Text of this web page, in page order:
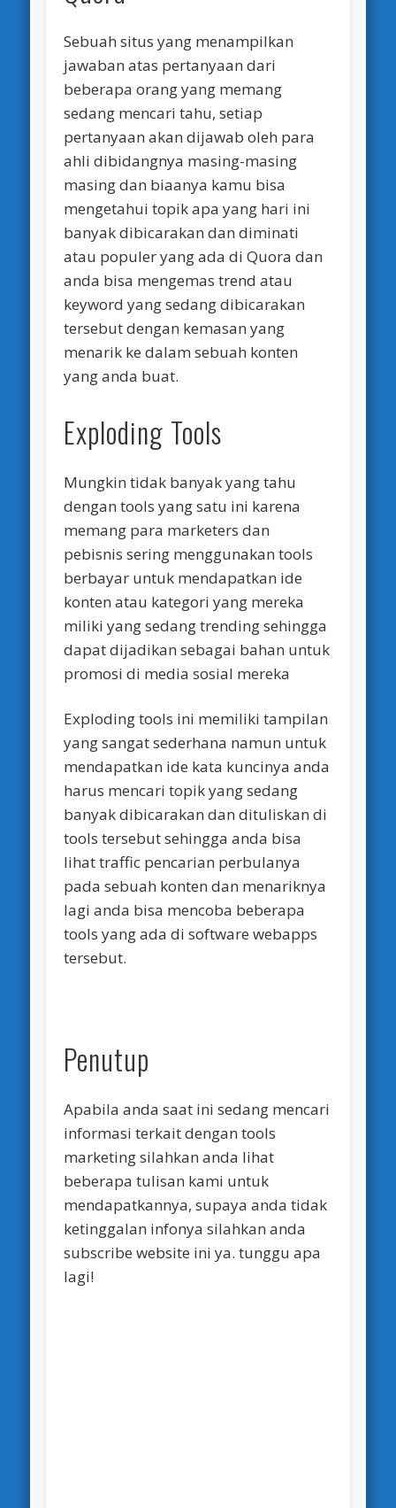
Sebuah situs yang menampilkan
jawaban atas pertanyaan dari
beberapa orang yang memang
sedang mencari tahu, setiap
pertanyaan akan dijawab oleh para
ahli dibidangnya masing-masing
masing dan biaanya kamu bisa
mengetahui topik apa yang hari ini
banyak dibicarakan dan diminati
atau populer yang ada di Quora dan
anda bisa mengemas trend atau
keyword yang sedang dibicarakan
tersebut dengan kemasan yang
menarik ke dalam sebuah konten
yang anda buat.
Exploding Tools
Mungkin tidak banyak yang tahu
dengan tools yang satu ini karena
memang para marketers dan
pebisnis sering menggunakan tools
berbayar untuk mendapatkan ide
konten atau kategori yang mereka
miliki yang sedang trending sehingga
dapat dijadikan sebagai bahan untuk
promosi di media sosial mereka
Exploding tools ini memiliki tampilan
yang sangat sederhana namun untuk
mendapatkan ide kata kuncinya anda
harus mencari topik yang sedang
banyak dibicarakan dan dituliskan di
tools tersebut sehingga anda bisa
lihat traffic pencarian perbulanya
pada sebuah konten dan menariknya
lagi anda bisa mencoba beberapa
tools yang ada di software webapps
tersebut.
Penutup
Apabila anda saat ini sedang mencari
informasi terkait dengan tools
marketing silahkan anda lihat
beberapa tulisan kami untuk
mendapatkannya, supaya anda tidak
ketinggalan infonya silahkan anda
subscribe website ini ya. tunggu apa
lagi!